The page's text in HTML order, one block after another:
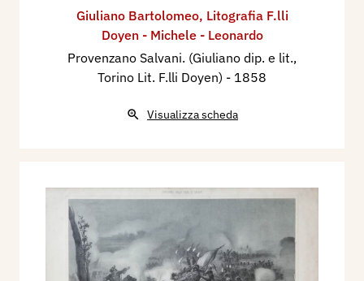
Giuliano Bartolomeo, Litografia F.lli
Doyen - Michele - Leonardo
Provenzano Salvani. (Giuliano dip. e lit.,
Torino Lit. F.lli Doyen) - 1858
Visualizza scheda